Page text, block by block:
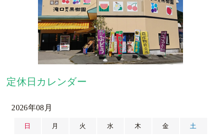
定休日カレンダー
2026年08月
日 月 火 水 木 金 土